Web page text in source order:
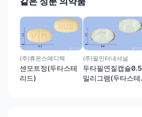
(주)휴온스메디텍
센모트정(두타스테
리드)
(주)필인터내셔널
두타필연질캡슐0.5
밀리그램(두타스테